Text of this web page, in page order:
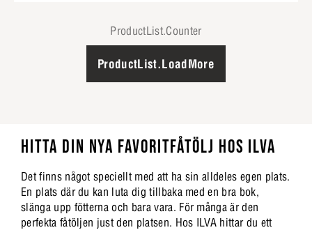
ProductList.Counter
ProductList.LoadMore
HITTA DIN NYA FAVORITFÅTÖLJ HOS ILVA
Det finns något speciellt med att ha sin alldeles egen plats.
En plats där du kan luta dig tillbaka med en bra bok,
slänga upp fötterna och bara vara. För många är den
perfekta fåtöljen just den platsen. Hos ILVA hittar du ett